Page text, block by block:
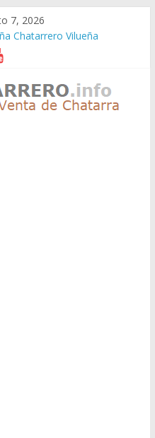
7, 2026
Chatarrero Vilueña
Chatarrero Zuera
Chatarrero Zaragoza
Chatarrero Zaida
Chatarrero Vistabella